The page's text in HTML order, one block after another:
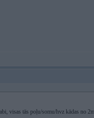
visas tās poļu/somu/hvz kādas no